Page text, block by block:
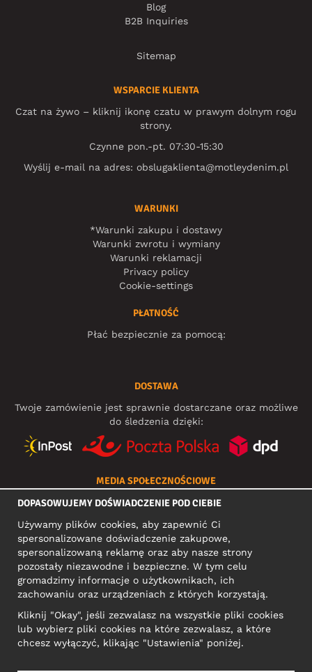
Blog
B2B Inquiries
Sitemap
WSPARCIE KLIENTA
Czat na żywo – kliknij ikonę czatu w prawym dolnym rogu
strony.
Czynne pon.-pt. 07:30-15:30
Wyślij e-mail na adres: obslugaklienta@motleydenim.pl
WARUNKI
*Warunki zakupu i dostawy
Warunki zwrotu i wymiany
Warunki reklamacji
Privacy policy
Cookie-settings
PŁATNOŚĆ
Płać bezpiecznie za pomocą:
DOSTAWA
Twoje zamówienie jest sprawnie dostarczane oraz możliwe
do śledzenia dzięki:
MEDIA SPOŁECZNOŚCIOWE
ADRES KONTAKTOWY
Motley Denim Europe OÜ
Narva mnt 5, EE-10117 Tallinn
Reg: 12356245
DOPASOWUJEMY DOŚWIADCZENIE POD CIEBIE
Używamy plików cookies, aby zapewnić Ci
spersonalizowane doświadczenie zakupowe,
spersonalizowaną reklamę oraz aby nasze strony
pozostały niezawodne i bezpieczne. W tym celu
gromadzimy informacje o użytkownikach, ich
zachowaniu oraz urządzeniach z których korzystają.
Kliknij "Okay", jeśli zezwalasz na wszystkie pliki cookies
lub wybierz pliki cookies na które zezwalasz, a które
chcesz wyłączyć, klikając "Ustawienia" poniżej.